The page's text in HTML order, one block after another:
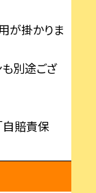
が掛かりま
別途ござ
自賠責保